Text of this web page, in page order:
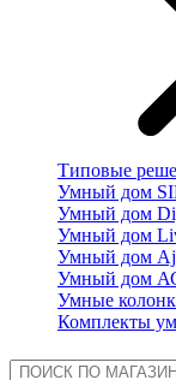
Типовые
Умный дом
Умный дом
Умный дом
Умный дом
Умный дом
Умные
Комплекты